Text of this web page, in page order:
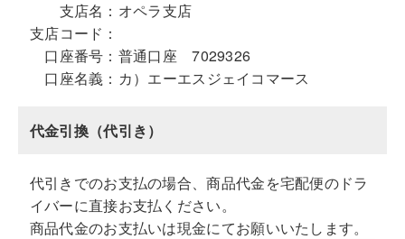
支店名： オペラ支店
支店コード：
口座番号： 普通口座 7029326
口座名義： カ）エーエスジェイコマース
代金引換（代引き）
代引きでのお支払の場合、商品代金を宅配便のドラ
イバーに直接お支払ください。
商品代金のお支払いは現金にてお願いいたします。